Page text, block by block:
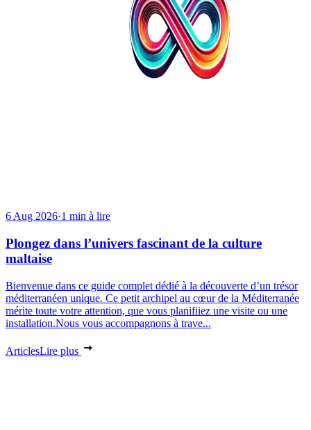
6 Aug 2026·1 min à lire
Plongez dans l’univers fascinant de la culture
maltaise
Bienvenue dans ce guide complet dédié à la découverte d’un trésor
méditerranéen unique. Ce petit archipel au cœur de la Méditerranée
mérite toute votre attention, que vous planifiiez une visite ou une
installation.Nous vous accompagnons à trave...
ArticlesLire plus